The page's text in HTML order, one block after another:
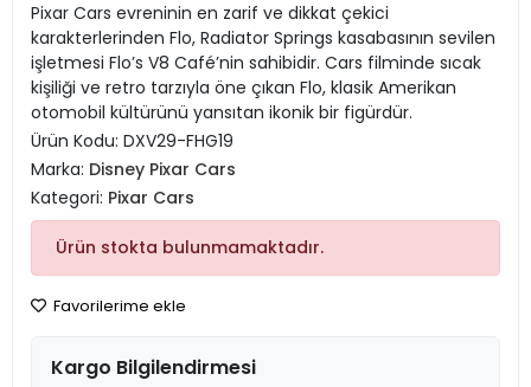
Pixar Cars evreninin en zarif ve dikkat çekici
karakterlerinden Flo, Radiator Springs kasabasının sevilen
işletmesi Flo’s V8 Café’nin sahibidir. Cars filminde sıcak
kişiliği ve retro tarzıyla öne çıkan Flo, klasik Amerikan
otomobil kültürünü yansıtan ikonik bir figürdür.
Ürün Kodu: DXV29-FHG19
Marka: Disney Pixar Cars
Kategori: Pixar Cars
Ürün stokta bulunmamaktadır.
Favorilerime ekle
Kargo Bilgilendirmesi